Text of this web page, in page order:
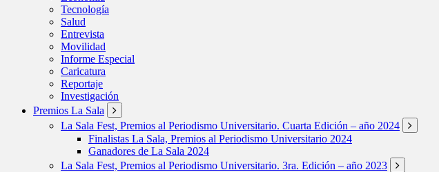
Tecnología
Salud
Entrevista
Movilidad
Informe Especial
Caricatura
Reportaje
Investigación
Premios La Sala
La Sala Fest, Premios al Periodismo Universitario. Cuarta Edición – año 2024
Finalistas La Sala, Premios al Periodismo Universitario 2024
Ganadores de La Sala 2024
La Sala Fest, Premios al Periodismo Universitario. 3ra. Edición – año 2023